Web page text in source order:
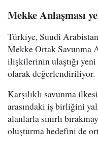
Mekke Anlaşması
Türkiye, Suudi
Mekke Ortak Savunma
ilişkilerinin ulaştığı
olarak değerlendiriliyor.
Karşılıklı savunma
arasındaki iş birliğini
alanlarla sınırlı
oluşturma hedefini de